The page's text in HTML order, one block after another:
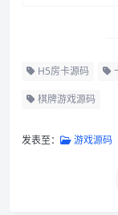
H5房卡源码
棋牌游戏源码
发表至： 游戏源码